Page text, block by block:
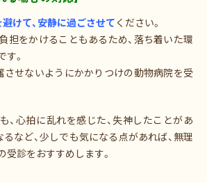
けて、安静に過ごさせて ください。
担をかけることもあるため、落ち着いた環
。
させないようにかかりつけの動物病院を受
、心拍に乱れを感じた、失神したことがあ
など、少しでも気になる点があれば、無理
受診をおすすめします。